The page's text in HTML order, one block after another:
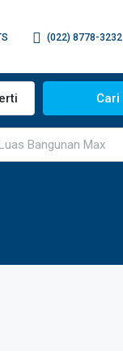
(022) 8778-3232
Cari